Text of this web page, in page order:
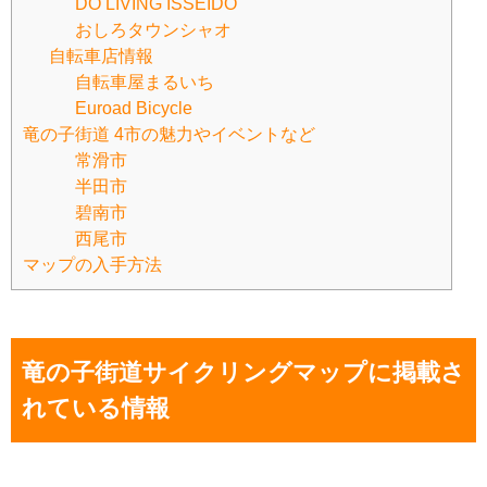
DO LIVING ISSEIDO
おしろタウンシャオ
自転車店情報
自転車屋まるいち
Euroad Bicycle
竜の子街道 4市の魅力やイベントなど
常滑市
半田市
碧南市
西尾市
マップの入手方法
竜の子街道サイクリングマップに掲載さ
れている情報